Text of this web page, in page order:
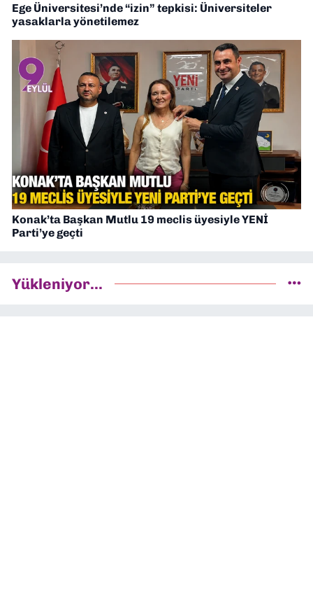
Ege Üniversitesi’nde “izin” tepkisi: Üniversiteler
yasaklarla yönetilemez
Konak’ta Başkan Mutlu 19 meclis üyesiyle YENİ
Parti’ye geçti
Yükleniyor...